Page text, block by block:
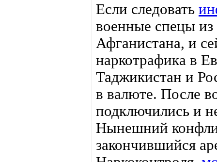
Если следовать
военные спецы из
Афганистана, и
наркотрафика в
Таджикистан и
в валюте. После
подключились и
Нынешний
закончившийся